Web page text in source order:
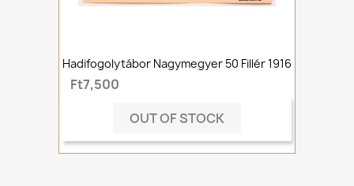
Hadifogolytábor Nagymegyer 50 Fillér 1916
Ft7,500
OUT OF STOCK